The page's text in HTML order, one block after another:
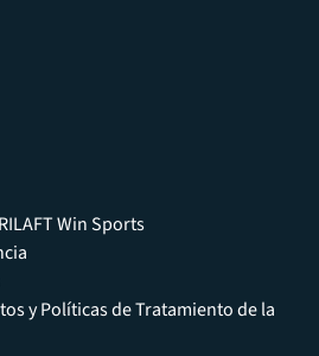
Win Sports
y Políticas de Tratamiento de la